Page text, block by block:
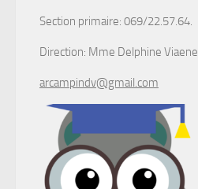
Section primaire: 069/22.57.64.
Direction: Mme Delphine Viaene
arcampindv@gmail.com